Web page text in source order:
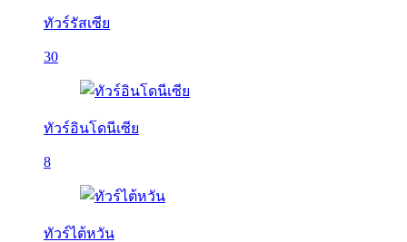
ทัวร์รัสเซีย
30
ทัวร์อินโดนีเซีย
8
ทัวร์ไต้หวัน